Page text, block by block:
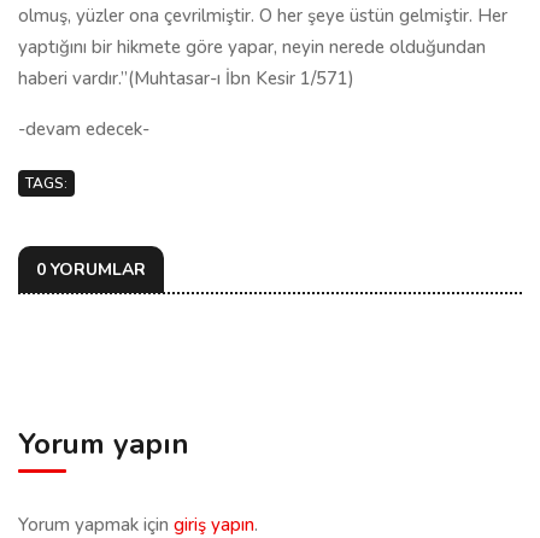
olmuş, yüzler ona çevril­miştir. O her şeye üstün gelmiştir. Her
yaptığını bir hikmete göre yapar, ne­yin nerede olduğundan
haberi vardır.”(Muhtasar-ı İbn Kesir 1/571)
-devam edecek-
TAGS:
0 YORUMLAR
Yorum yapın
Yorum yapmak için giriş yapın.